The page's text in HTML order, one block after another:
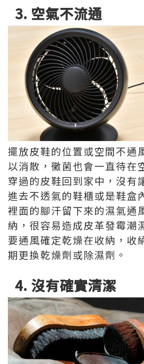
3. 空氣不流通
擺放皮鞋的位置或空間不通
以消散，黴菌也會一直待在
穿過的皮鞋回到家中，沒有
進去不透氣的鞋櫃或是鞋盒
裡面的腳汗留下來的濕氣通
納，很容易造成皮革發霉潮
要通風確定乾燥在收納，收
期更換乾燥劑或除濕劑。
4. 沒有確實清潔